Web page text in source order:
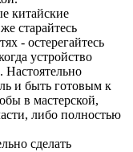
китайские
старайтесь
- остерегайтесь
устройство
Настоятельно
и быть готовым к
в мастерской,
либо полностью
сделать